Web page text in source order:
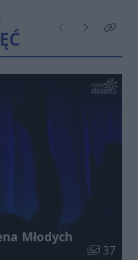
Poprzednie
NastępneKliknij
Młodych
Liczba
37